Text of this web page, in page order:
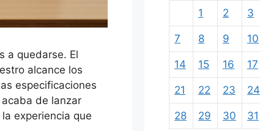
a quedarse. El
alcance los
especificaciones
acaba de lanzar
experiencia que
1 2 3
7 8 9 10
14 15 16 17
21 22 23 24
28 29 30 31